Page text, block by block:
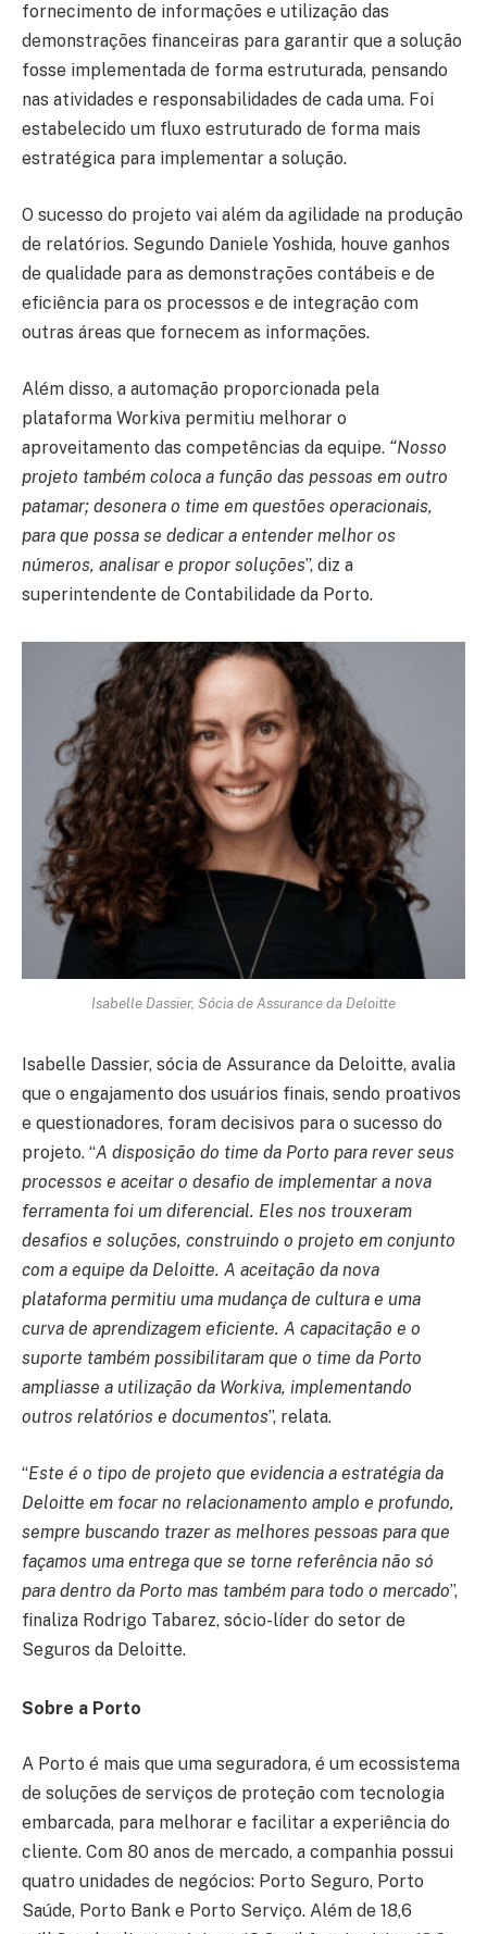
fornecimento de informações e utilização das
demonstrações financeiras para garantir que a solução
fosse implementada de forma estruturada, pensando
nas atividades e responsabilidades de cada uma. Foi
estabelecido um fluxo estruturado de forma mais
estratégica para implementar a solução.
O sucesso do projeto vai além da agilidade na produção
de relatórios. Segundo Daniele Yoshida, houve ganhos
de qualidade para as demonstrações contábeis e de
eficiência para os processos e de integração com
outras áreas que fornecem as informações.
Além disso, a automação proporcionada pela
plataforma Workiva permitiu melhorar o
aproveitamento das competências da equipe. “Nosso
projeto também coloca a função das pessoas em outro
patamar; desonera o time em questões operacionais,
para que possa se dedicar a entender melhor os
números, analisar e propor soluções”, diz a
superintendente de Contabilidade da Porto.
Isabelle Dassier, Sócia de Assurance da Deloitte
Isabelle Dassier, sócia de Assurance da Deloitte, avalia
que o engajamento dos usuários finais, sendo proativos
e questionadores, foram decisivos para o sucesso do
projeto. “A disposição do time da Porto para rever seus
processos e aceitar o desafio de implementar a nova
ferramenta foi um diferencial. Eles nos trouxeram
desafios e soluções, construindo o projeto em conjunto
com a equipe da Deloitte. A aceitação da nova
plataforma permitiu uma mudança de cultura e uma
curva de aprendizagem eficiente. A capacitação e o
suporte também possibilitaram que o time da Porto
ampliasse a utilização da Workiva, implementando
outros relatórios e documentos”, relata.
“Este é o tipo de projeto que evidencia a estratégia da
Deloitte em focar no relacionamento amplo e profundo,
sempre buscando trazer as melhores pessoas para que
façamos uma entrega que se torne referência não só
para dentro da Porto mas também para todo o mercado”,
finaliza Rodrigo Tabarez, sócio-líder do setor de
Seguros da Deloitte.
Sobre a Porto
A Porto é mais que uma seguradora, é um ecossistema
de soluções de serviços de proteção com tecnologia
embarcada, para melhorar e facilitar a experiência do
cliente. Com 80 anos de mercado, a companhia possui
quatro unidades de negócios: Porto Seguro, Porto
Saúde, Porto Bank e Porto Serviço. Além de 18,6